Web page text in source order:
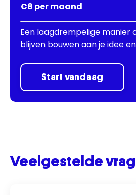
€8 per maand
Een laagdrempelige manier
blijven bouwen aan je idee
Start vandaag
Veelgestelde